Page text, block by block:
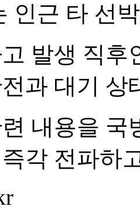
인근 타 선
발생 직후
과 대기 상
내용을 국
각 전파하